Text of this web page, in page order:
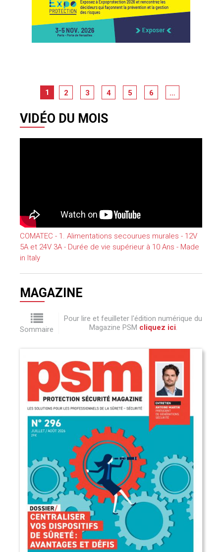
1 2 3 4 5 6 …
VIDÉO DU MOIS
COMATEC - 1. Alimentations secourues murales - 12V
5A et 24V 3A - Durée de vie supérieur à 10 Ans - Made
in Italy
MAGAZINE
Sommaire
Pour lire et feuilleter l'édition numérique du
Magazine PSM cliquez ici.